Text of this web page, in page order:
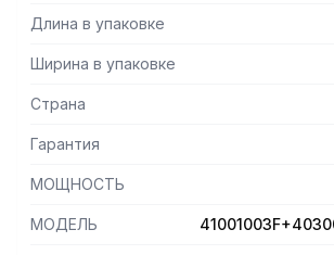
возможностью крепления к полу
— Таймер на 5 мин
— Крышка со смотровым окном из
позволяет визуально контролировать
Длина в упаковке
Ширина в упаковке
Страна
Гарантия
МОЩНОСТЬ
МОДЕЛЬ